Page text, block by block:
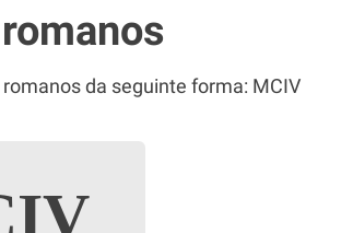
ABNT
da seguinte forma: MCIV